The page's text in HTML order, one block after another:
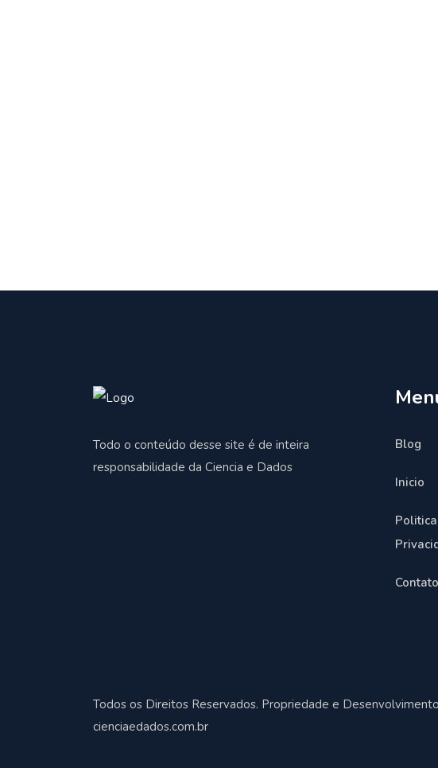
Todo o conteúdo desse site é de inteira
responsabilidade da Ciencia e Dados
Blog
Inicio
Contato
Todos os Direitos Reservados. Propriedade e
cienciaedados.com.br